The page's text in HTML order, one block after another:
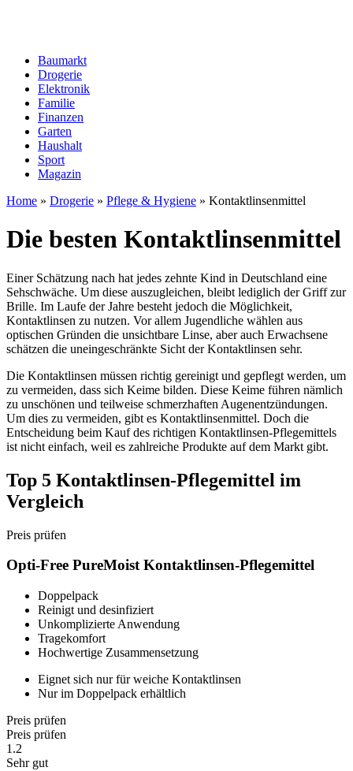
Baumarkt
Drogerie
Elektronik
Familie
Finanzen
Garten
Haushalt
Sport
Magazin
Home » Drogerie » Pflege & Hygiene » Kontaktlinsenmittel
Die besten Kontaktlinsenmittel
Einer Schätzung nach hat jedes zehnte Kind in Deutschland eine
Sehschwäche. Um diese auszugleichen, bleibt lediglich der Griff zur
Brille. Im Laufe der Jahre besteht jedoch die Möglichkeit,
Kontaktlinsen zu nutzen. Vor allem Jugendliche wählen aus
optischen Gründen die unsichtbare Linse, aber auch Erwachsene
schätzen die uneingeschränkte Sicht der Kontaktlinsen sehr.
Die Kontaktlinsen müssen richtig gereinigt und gepflegt werden, um
zu vermeiden, dass sich Keime bilden. Diese Keime führen nämlich
zu unschönen und teilweise schmerzhaften Augenentzündungen.
Um dies zu vermeiden, gibt es Kontaktlinsenmittel. Doch die
Entscheidung beim Kauf des richtigen Kontaktlinsen-Pflegemittels
ist nicht einfach, weil es zahlreiche Produkte auf dem Markt gibt.
Top 5 Kontaktlinsen-Pflegemittel im
Vergleich
Preis prüfen
Opti-Free PureMoist Kontaktlinsen-Pflegemittel
Doppelpack
Reinigt und desinfiziert
Unkomplizierte Anwendung
Tragekomfort
Hochwertige Zusammensetzung
Eignet sich nur für weiche Kontaktlinsen
Nur im Doppelpack erhältlich
Preis prüfen
Preis prüfen
1.2
Sehr gut